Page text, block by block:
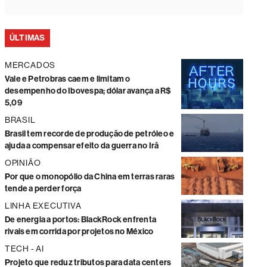
ÚLTIMAS
MERCADOS
Vale e Petrobras caem e limitam o
desempenho do Ibovespa; dólar avança a R$
5,09
BRASIL
Brasil tem recorde de produção de petróleo e
ajuda a compensar efeito da guerra no Irã
OPINIÃO
Por que o monopólio da China em terras raras
tende a perder força
LINHA EXECUTIVA
De energia a portos: BlackRock enfrenta
rivais em corrida por projetos no México
TECH - AI
Projeto que reduz tributos para data centers